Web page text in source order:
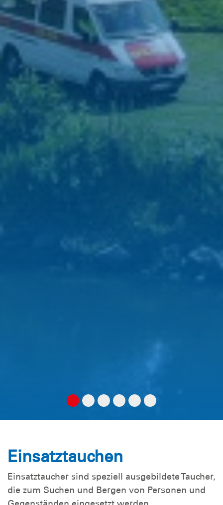
Einsatztauchen
Einsatztaucher sind speziell ausgebildete Taucher,
die zum Suchen und Bergen von Personen und